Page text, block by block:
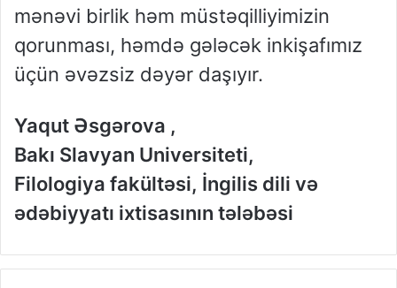
mənəvi birlik həm müstəqilliyimizin
qorunması, həmdə gələcək inkişafımız
üçün əvəzsiz dəyər daşıyır.
Yaqut Əsgərova ,
Bakı Slavyan Universiteti,
Filologiya fakültəsi, İngilis dili və
ədəbiyyatı ixtisasının tələbəsi